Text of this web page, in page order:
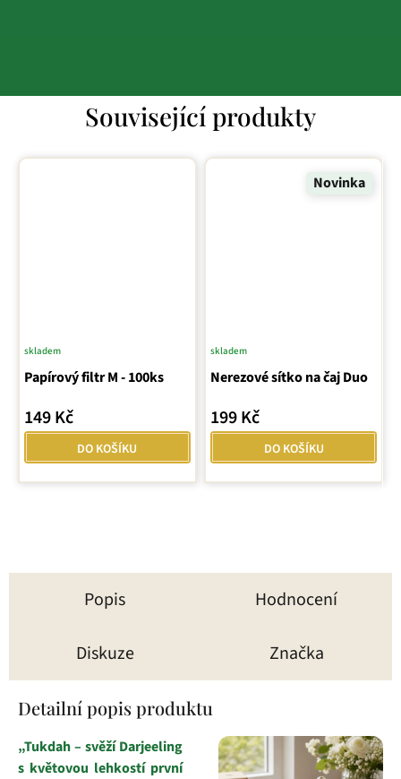
Související produkty
Papírový filtr M - 100ks
Průměrné
hodnocení
je
z
5
skladem
149 Kč
DO KOŠÍKU
Novinka
Nerezové sítko na čaj Duo
skladem
199 Kč
DO KOŠÍKU
Popis Hodnocení
Diskuze Značka
Detailní popis produktu
„Tukdah – svěží Darjeeling
s květovou lehkostí první